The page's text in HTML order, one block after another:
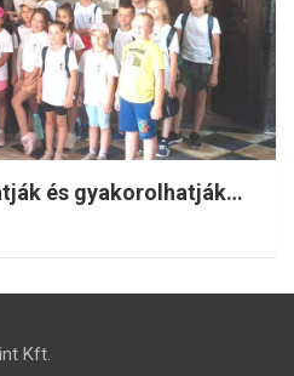
és gyakorolhatják…
Kft.